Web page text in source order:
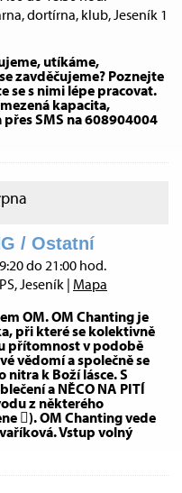
dortírna, klub, Jeseník 1
utíkáme,
zavděčujeme? Poznejte
se s nimi lépe pracovat.
kapacita,
SMS na 608904004
/ Ostatní
do 21:00 hod.
Jeseník | Mapa
OM. OM Chanting je
při které se kolektivně
přítomnost v podobě
vědomí a společně se
k Boží lásce. S
a NĚCO NA PITÍ
z některého
). OM Chanting vede
Vstup volný